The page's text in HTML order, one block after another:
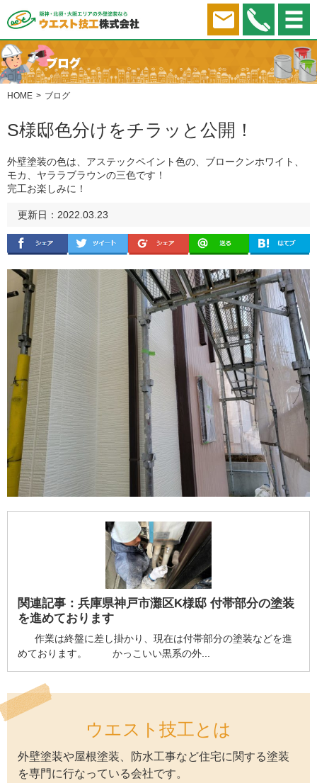
HOME ブログ
S様邸色分けをチラッと公開！
外壁塗装の色は、アステックペイント色の、ブロークンホワイト、
モカ、ヤララブラウンの三色です！
完工お楽しみに！
更新日：2022.03.23
関連記事： 兵庫県神戸市灘区K様邸 付帯部分の塗装
を進めております
作業は終盤に差し掛かり、現在は付帯部分の塗装などを進
めております。 かっこいい黒系の外...
ウエスト技工とは
外壁塗装や屋根塗装、防水工事など住宅に関する塗装
を専門に行なっている会社です。